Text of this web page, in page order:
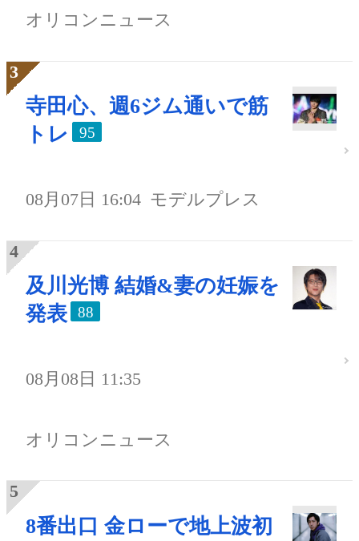
オリコンニュース
寺田心、週6ジム通いで筋
トレ
95
08月07日 16:04 モデルプレス
及川光博 結婚&妻の妊娠を
発表
88
08月08日 11:35
オリコンニュース
8番出口 金ローで地上波初